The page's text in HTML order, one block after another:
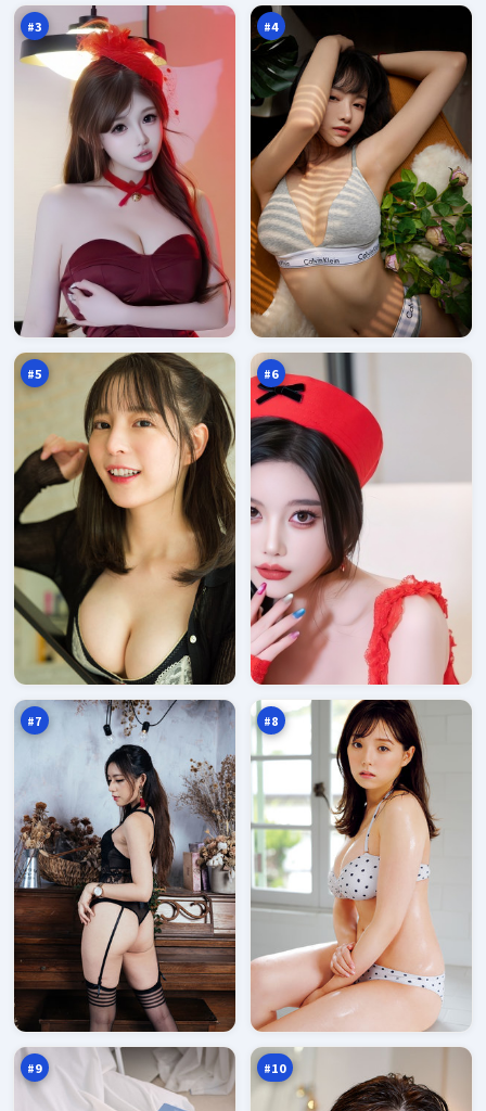
#3 #4
#5
疑
踪万
#6
远
海
信
号
96
万
#7
苍
破
晓
96
万
#8
深
海
远
征万
#9
紫
电
猎
场万
#10
边
界
95
万